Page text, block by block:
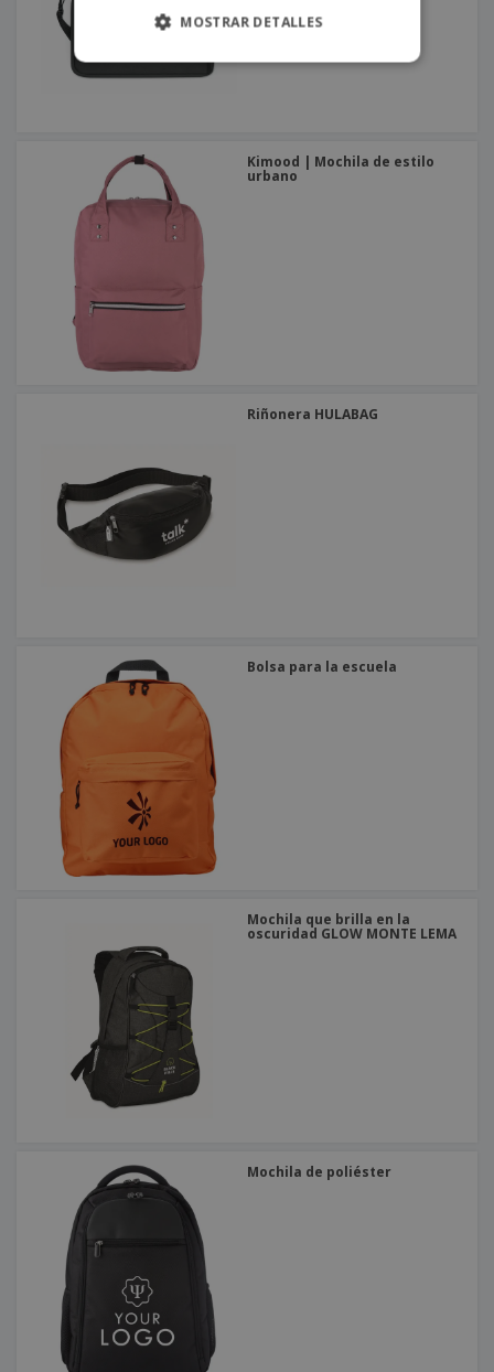
Kimood | Mochila de estilo
urbano
Riñonera HULABAG
Bolsa para la escuela
Mochila que brilla en la
oscuridad GLOW MONTE LEMA
Mochila de poliéster
MOSTRAR DETALLES